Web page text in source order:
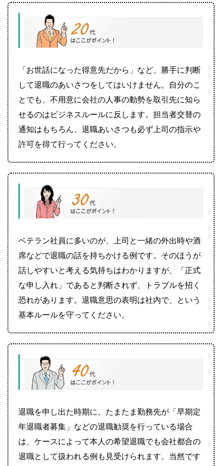
「お世話になった得意先だから」など、勝手に判断
して退職のあいさつをしてはいけません。自分のこ
とでも、不用意に会社の人事の動勢を取引先に知ら
せるのはビジネスルールに反します。担当者交替の
通知はもちろん、退職あいさつも必ず上司の指示や
許可を得て行ってください。
ベテラン社員に多いのが、上司と一緒の外出時や酒
席などで退職の話を持ちかける例です。そのほうが
話しやすいと考える気持ちはわかりますが、「正式
な申し入れ」であると判断されず、トラブルを招く
恐れがあります。退職意思の表明は社内で、という
基本ルールを守ってください。
退職を申し出た時期に、たまたま勤務先が「早期定
年退職者募集」などの退職勧奨を行っている場合
は、ケースによって本人の希望退職でも会社都合の
退職として扱われる例も見受けられます。当然です